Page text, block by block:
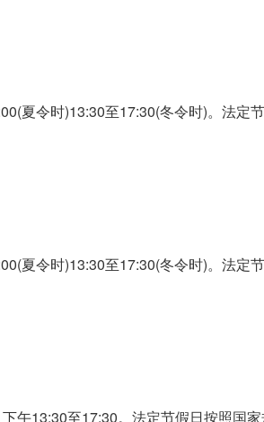
夏令时)13:30至17:30(冬令时)。法定节
夏令时)13:30至17:30(冬令时)。法定节
午13:30至17:30。法定节假日按照国